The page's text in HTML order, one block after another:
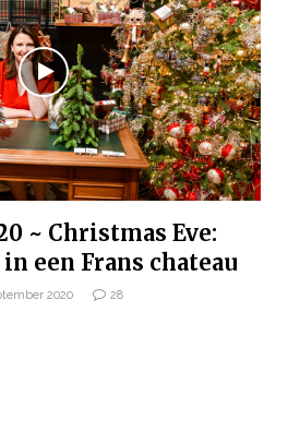
~ Christmas Eve:
een Frans chateau
2020 28